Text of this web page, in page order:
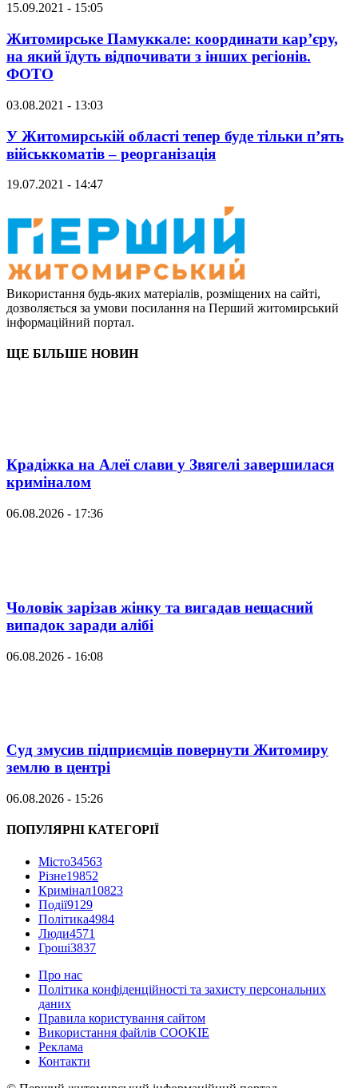
15.09.2021 - 15:05
Житомирське Памуккале: координати кар’єру,
на який їдуть відпочивати з інших регіонів.
ФОТО
03.08.2021 - 13:03
У Житомирській області тепер буде тільки п’ять
військкоматів – реорганізація
19.07.2021 - 14:47
Використання будь-яких матеріалів, розміщених на сайті,
дозволяється за умови посилання на Перший житомирський
інформаційний портал.
ЩЕ БІЛЬШЕ НОВИН
Крадіжка на Алеї слави у Звягелі завершилася
криміналом
06.08.2026 - 17:36
Чоловік зарізав жінку та вигадав нещасний
випадок заради алібі
06.08.2026 - 16:08
Суд змусив підприємців повернути Житомиру
землю в центрі
06.08.2026 - 15:26
ПОПУЛЯРНІ КАТЕГОРІЇ
Місто34563
Різне19852
Кримінал10823
Події9129
Політика4984
Люди4571
Гроші3837
Про нас
Політика конфіденційності та захисту персональних
даних
Правила користування сайтом
Використання файлів COOKIE
Реклама
Контакти